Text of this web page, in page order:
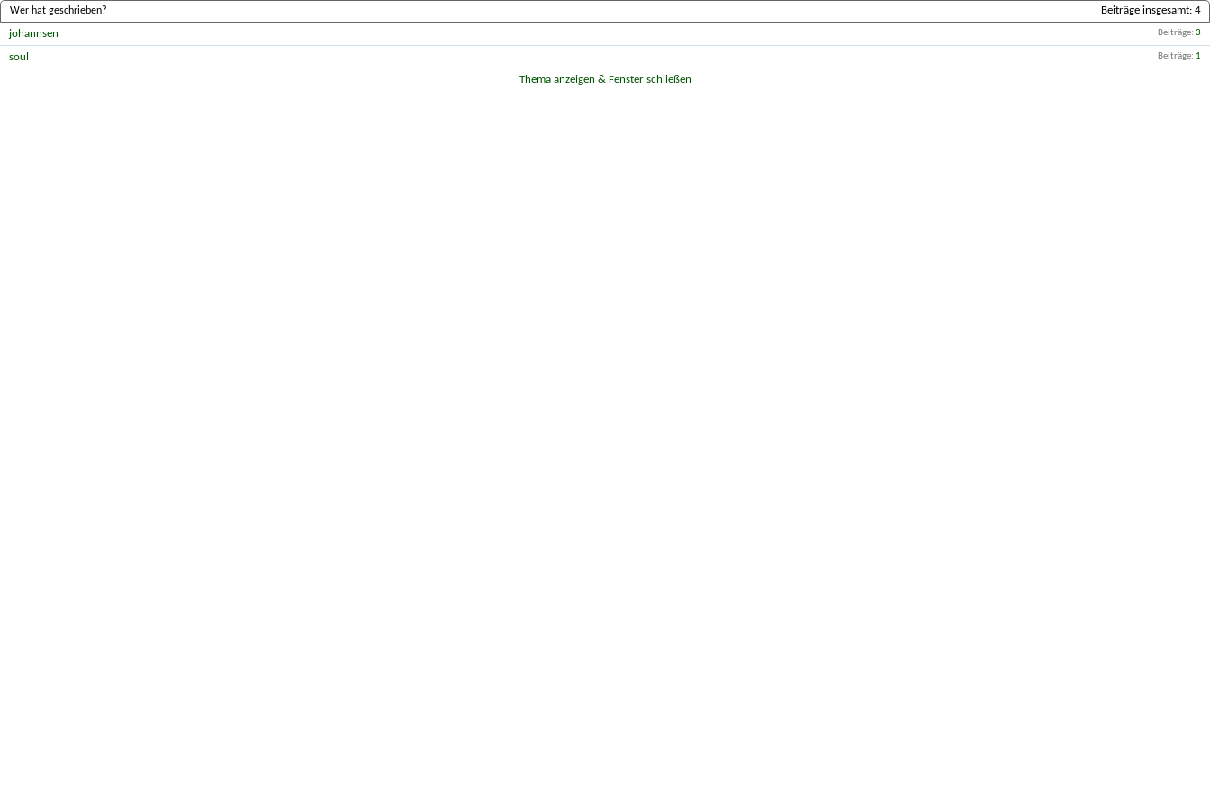
Beiträge insgesamt 4
Wer hat geschrieben?
Beiträge 3
johannsen
Beiträge 1
soul
Thema anzeigen & Fenster schließen